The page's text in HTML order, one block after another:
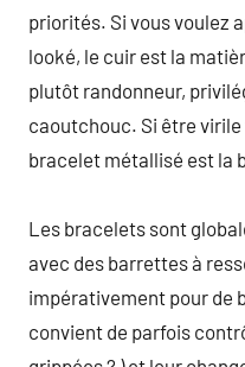
priorités. Si vous voulez
looké, le cuir est la
plutôt randonneur,
caoutchouc. Si être virile
bracelet métallisé est la
Les bracelets sont
avec des barrettes à
impérativement pour de
convient de parfois